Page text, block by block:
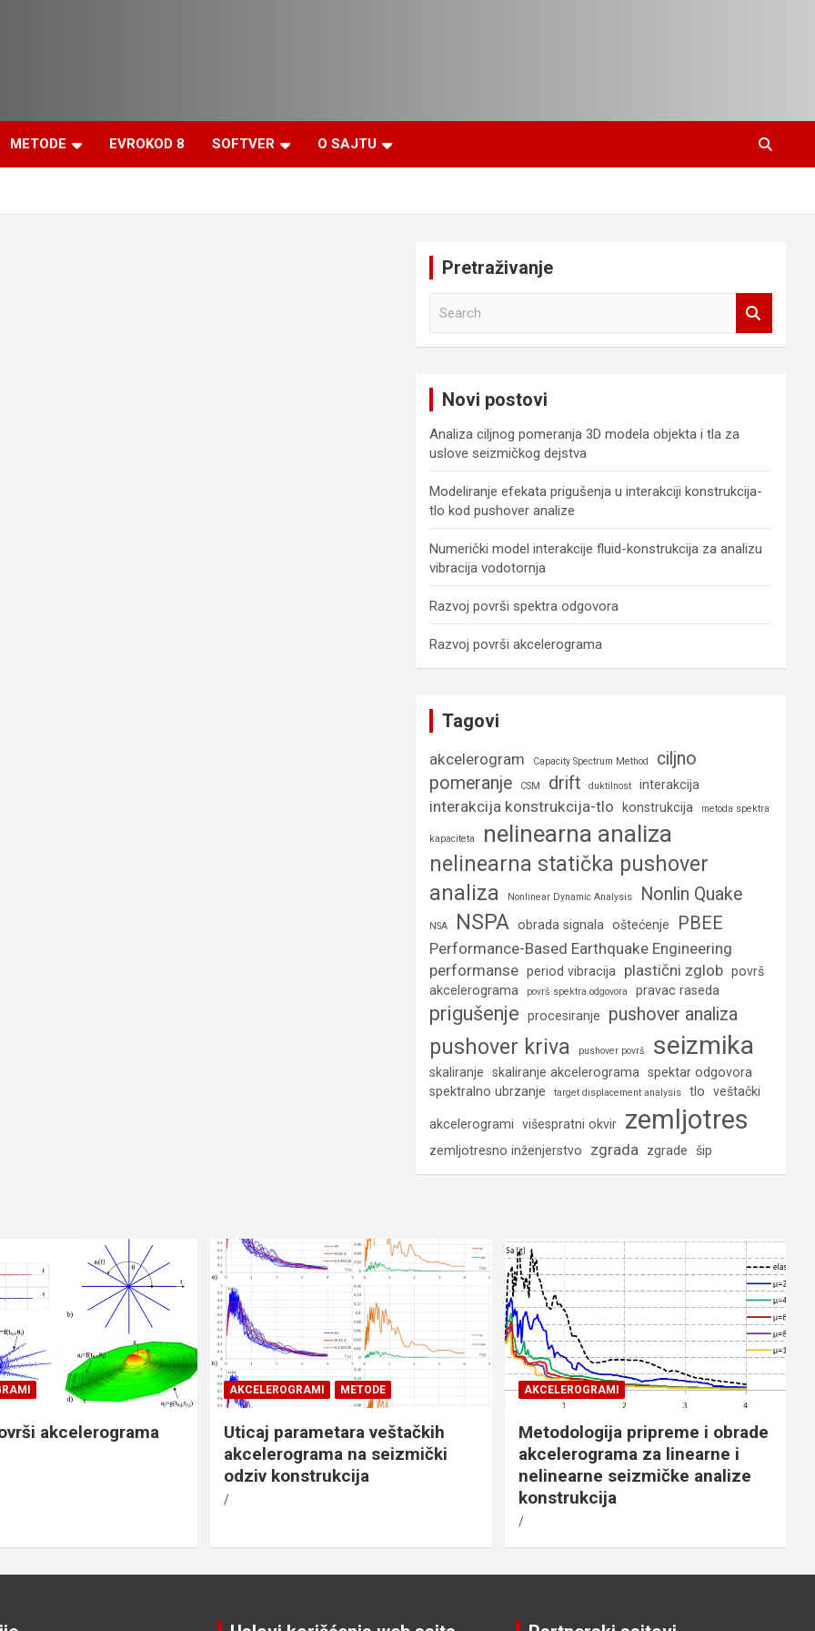
METODE EVROKOD 8 SOFTVER O SAJTU
Pretraživanje
Novi postovi
Analiza ciljnog pomeranja 3D modela objekta i tla za
uslove seizmičkog dejstva
Modeliranje efekata prigušenja u interakciji konstrukcija-
tlo kod pushover analize
Numerički model interakcije fluid-konstrukcija za analizu
vibracija vodotornja
Razvoj površi spektra odgovora
Razvoj površi akcelerograma
Tagovi
akcelerogram Capacity Spectrum Method
ciljno
pomeranje
CSM drift duktilnost interakcija
interakcija konstrukcija-tlo konstrukcija metoda spektra
kapaciteta nelinearna analiza
nelinearna statička pushover
analiza
Nonlinear Dynamic Analysis Nonlin Quake
NSA NSPA obrada signala oštećenje PBEE
Performance-Based Earthquake Engineering
performanse period vibracija plastični zglob površ
akcelerograma
površ spektra odgovora pravac raseda
prigušenje procesiranje pushover analiza
pushover kriva pushover površ seizmika
skaliranje skaliranje akcelerograma
spektar odgovora
spektralno ubrzanje
target displacement analysis tlo veštački
akcelerogrami višespratni okvir zemljotres
zemljotresno inženjerstvo zgrada zgrade šip
akcelerograma
AKCELEROGRAMI METODE
Uticaj parametara veštačkih
akcelerograma na seizmički
odziv konstrukcija
AKCELEROGRAMI
Metodologija pripreme i obrade
akcelerograma za linearne i
nelinearne seizmičke analize
konstrukcija